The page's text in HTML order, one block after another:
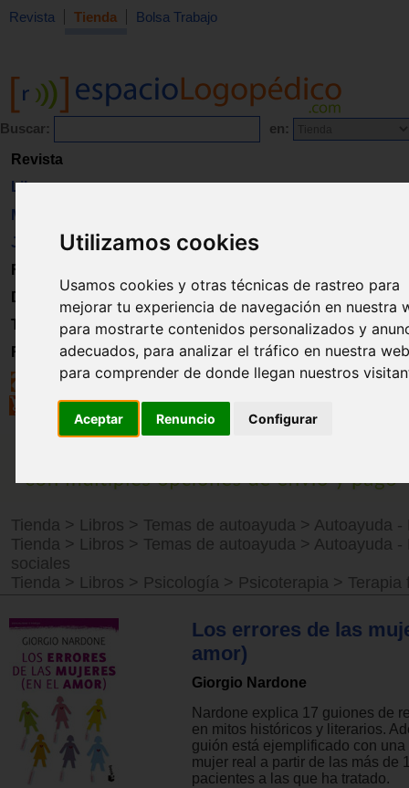
Utilizamos cookies
Usamos cookies y otras técnicas de rastreo para
mejorar tu experiencia de navegación en nuestra
para mostrarte contenidos personalizados y
adecuados, para analizar el tráfico en nuestra
para comprender de donde llegan nuestros
Aceptar Renuncio Configurar
Revista Tienda Bolsa Trabajo
Buscar: en:
Revista
Libros
Material
Juguetes
Formación
Directorio
Trabajo
Registro
Tienda > Libros > Temas de autoayuda > Autoayuda -
Tienda > Libros > Temas de autoayuda > Autoayuda -
sociales
Tienda > Libros > Psicología > Psicoterapia > Terapia
Los errores de las
amor)
Giorgio Nardone
Nardone explica 17 guiones de
en mitos históricos y literarios.
guión está ejemplificado con
mujer real a partir de las más de
pacientes a las que ha tratado.